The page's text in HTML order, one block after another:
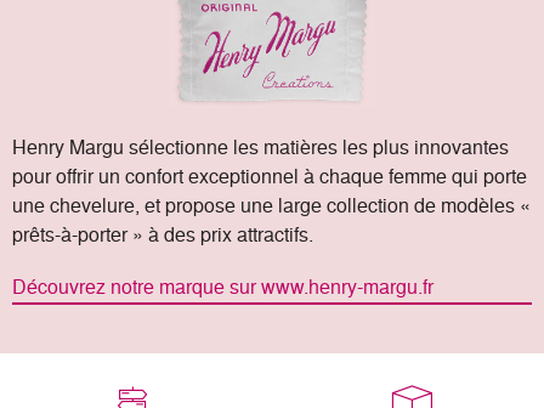
Henry Margu sélectionne les matières les plus innovantes
pour offrir un confort exceptionnel à chaque femme qui porte
une chevelure, et propose une large collection de modèles «
prêts-à-porter » à des prix attractifs.
Découvrez notre marque sur www.henry-margu.fr